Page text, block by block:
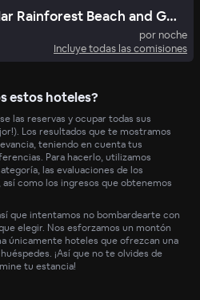
Wyndham Grand Rio Mar Rainforest Beach and Golf Resort
por noche
Incluye todas las comisiones
estos hoteles?
las reservas y ocupar todas sus
Los resultados que te mostramos
teniendo en cuenta tus
Para hacerlo, utilizamos
las evaluaciones de los
así como los ingresos que obtenemos
que intentamos no bombardearte con
elegir. Nos esforzamos un montón
únicamente hoteles que ofrezcan una
¡Así que no te olvides de
tu estancia!